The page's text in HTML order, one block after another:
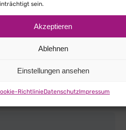
sein.
Akzeptieren
Ablehnen
Einstellungen ansehen
RichtlinieDatenschutzImpressum
Ihres
oder